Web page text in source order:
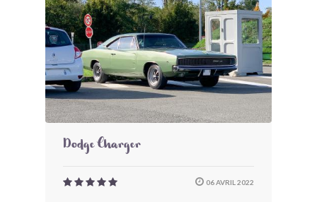
Dodge Charger
06 AVRIL 2022